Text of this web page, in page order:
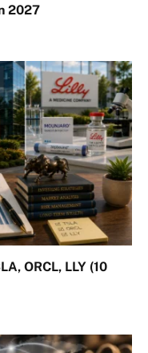
2027
ORCL, LLY (10